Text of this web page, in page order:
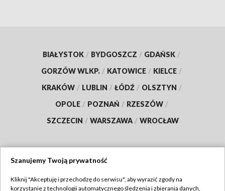
BIAŁYSTOK / BYDGOSZCZ / GDAŃSK /
GORZÓW WLKP. / KATOWICE / KIELCE /
KRAKÓW / LUBLIN / ŁÓDŹ / OLSZTYN /
OPOLE / POZNAŃ / RZESZÓW /
SZCZECIN / WARSZAWA / WROCŁAW
Szanujemy Twoją prywatność
Kliknij "Akceptuję i przechodzę do serwisu", aby wyrazić zgody na
korzystanie z technologii automatycznego śledzenia i zbierania danych,